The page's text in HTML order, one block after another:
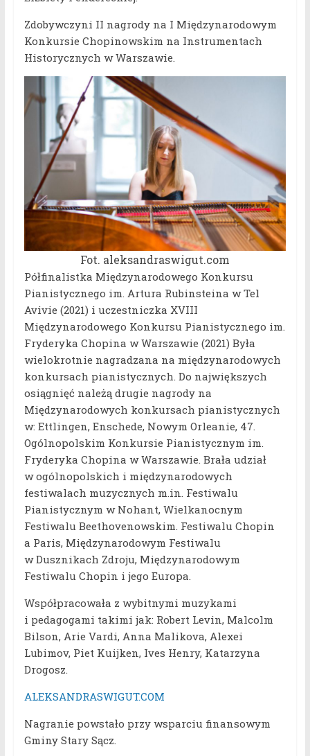
Zdobywczyni II nagrody na I Międzynarodowym
Konkursie Chopinowskim na Instrumentach
Historycznych w Warszawie.
Fot. aleksandraswigut.com
Półfinalistka Międzynarodowego Konkursu
Pianistycznego im. Artura Rubinsteina w Tel
Avivie (2021) i uczestniczka XVIII
Międzynarodowego Konkursu Pianistycznego im.
Fryderyka Chopina w Warszawie (2021) Była
wielokrotnie nagradzana na międzynarodowych
konkursach pianistycznych. Do największych
osiągnięć należą drugie nagrody na
Międzynarodowych konkursach pianistycznych
w: Ettlingen, Enschede, Nowym Orleanie, 47.
Ogólnopolskim Konkursie Pianistycznym im.
Fryderyka Chopina w Warszawie. Brała udział
w ogólnopolskich i międzynarodowych
festiwalach muzycznych m.in. Festiwalu
Pianistycznym w Nohant, Wielkanocnym
Festiwalu Beethovenowskim. Festiwalu Chopin
a Paris, Międzynarodowym Festiwalu
w Dusznikach Zdroju, Międzynarodowym
Festiwalu Chopin i jego Europa.
Współpracowała z wybitnymi muzykami
i pedagogami takimi jak: Robert Levin, Malcolm
Bilson, Arie Vardi, Anna Malikova, Alexei
Lubimov, Piet Kuijken, Ives Henry, Katarzyna
Drogosz.
ALEKSANDRASWIGUT.COM
Nagranie powstało przy wsparciu finansowym
Gminy Stary Sącz.